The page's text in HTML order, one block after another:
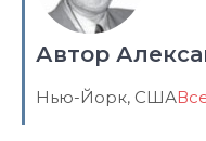
Автор
Нью-Йорк, США